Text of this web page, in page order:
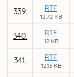
339. RTF
12,72 KB
340. RTF
12 KB
341. RTF
12,13 KB